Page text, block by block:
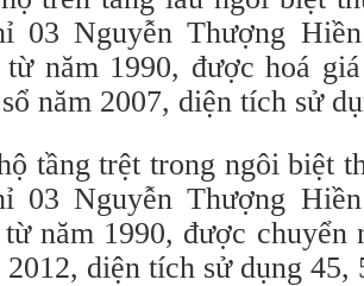
03 Nguyễn Thượng
từ năm 1990, được hoá
năm 2007, diện tích sử
tầng trệt trong ngôi biệt
03 Nguyễn Thượng
năm 1990, được
2012, diện tích sử dụng 45,